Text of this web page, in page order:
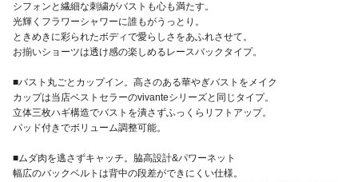
シフォンと繊細な刺繍がバストも心も満たす。
光輝くフラワーシャワーに誰もがうっとり。
ときめきに彩られたボディで愛らしさをあふれさせて。
お揃いショーツは透け感の楽しめるレースバックタイプ。
■バスト丸ごとカップイン。高さのある華やぎバストをメイク
カップは当店ベストセラーのvivanteシリーズと同じタイプ。
立体三枚ハギ構造でバストを潰さずふっくらリフトアップ。
パッド付きでボリューム調整可能。
■ムダ肉を逃さずキャッチ。脇高設計&パワーネット
幅広のバックベルトは背中の段差ができにくい仕様。